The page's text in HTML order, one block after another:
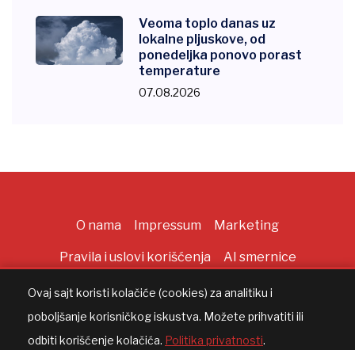
Veoma toplo danas uz
lokalne pljuskove, od
ponedeljka ponovo porast
temperature
07.08.2026
O nama Impressum Marketing
Pravila i uslovi korišćenja AI smernice
Ovaj sajt koristi kolačiće (cookies) za analitiku i
poboljšanje korisničkog iskustva. Možete prihvatiti ili
odbiti korišćenje kolačića. Politika privatnosti.